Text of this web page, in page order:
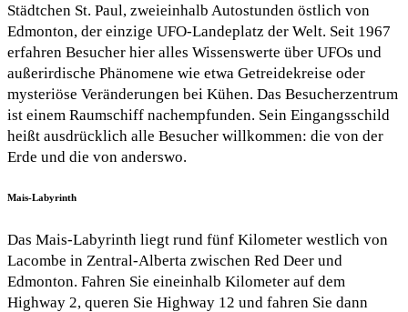
Städtchen St. Paul, zweieinhalb Autostunden östlich von
Edmonton, der einzige UFO-Landeplatz der Welt. Seit 1967
erfahren Besucher hier alles Wissenswerte über UFOs und
außerirdische Phänomene wie etwa Getreidekreise oder
mysteriöse Veränderungen bei Kühen. Das Besucherzentrum
ist einem Raumschiff nachempfunden. Sein Eingangsschild
heißt ausdrücklich alle Besucher willkommen: die von der
Erde und die von anderswo.
Mais-Labyrinth
Das Mais-Labyrinth liegt rund fünf Kilometer westlich von
Lacombe in Zentral-Alberta zwischen Red Deer und
Edmonton. Fahren Sie eineinhalb Kilometer auf dem
Highway 2, queren Sie Highway 12 und fahren Sie dann